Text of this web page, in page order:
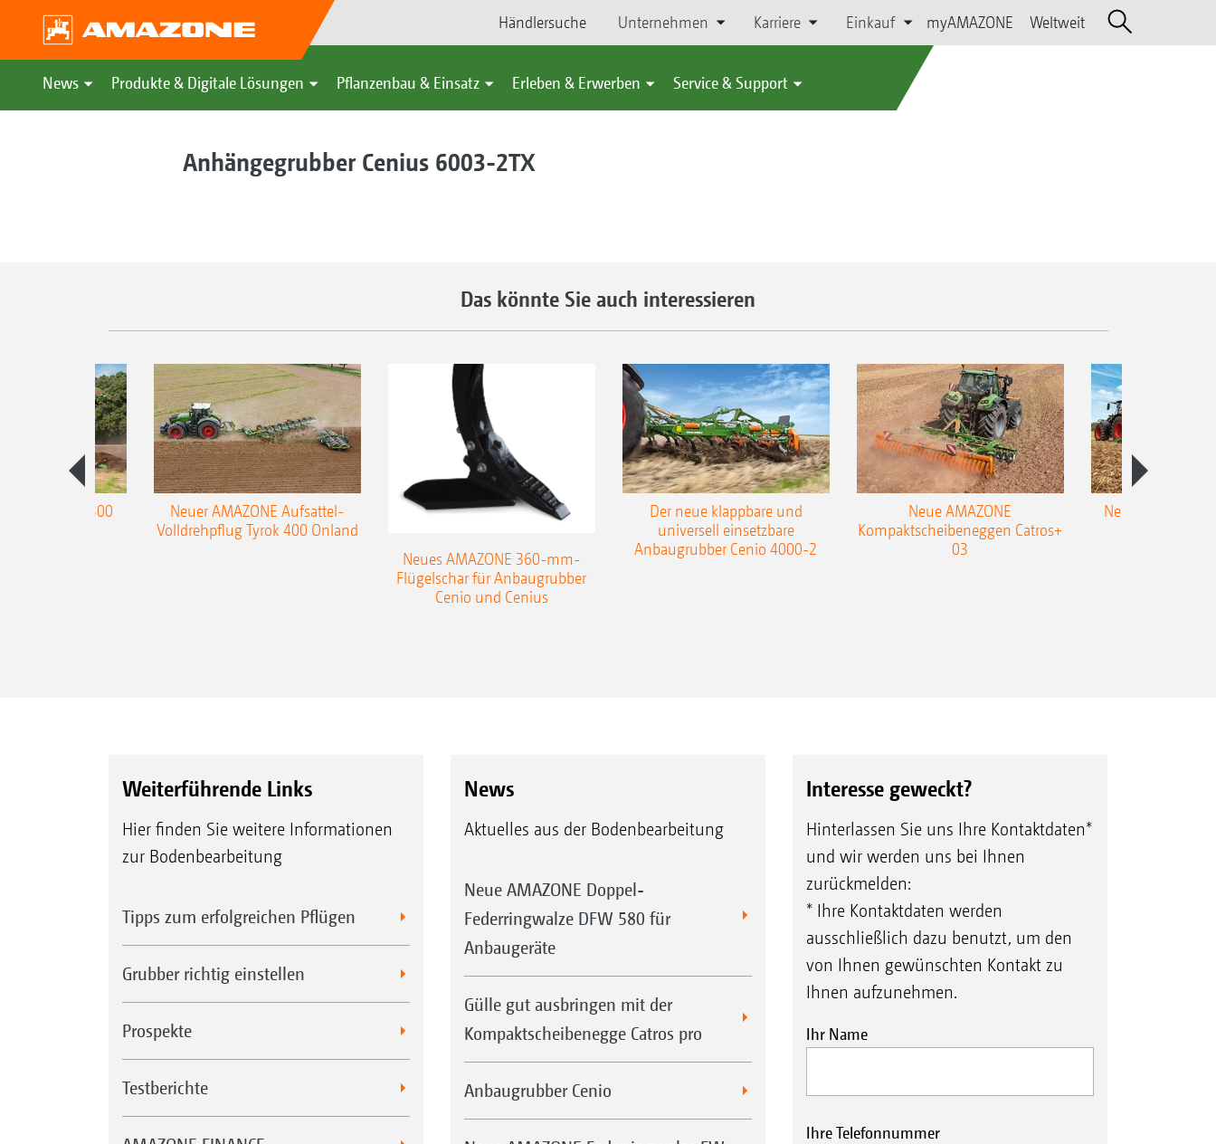
Händlersuche Unternehmen Karriere Einkauf myAMAZONE Weltweit
News Produkte & Digitale Lösungen Pflanzenbau & Einsatz Erleben & Erwerben Service & Support
Anhängegrubber Cenius 6003-2TX
Das könnte Sie auch interessieren
Teres 300
Neuer AMAZONE Aufsattel-
Volldrehpflug Tyrok 400 Onland
Neues AMAZONE 360-mm-
Flügelschar für Anbaugrubber
Cenio und Cenius
Der neue klappbare und
universell einsetzbare
Anbaugrubber Cenio 4000-2
Neue AMAZONE
Kompaktscheibeneggen Catros+
03
Neuer
Weiterführende Links
Hier finden Sie weitere Informationen
zur Bodenbearbeitung
Tipps zum erfolgreichen Pflügen
Grubber richtig einstellen
Prospekte
Testberichte
News
Aktuelles aus der Bodenbearbeitung
Neue AMAZONE Doppel-
Federringwalze DFW 580 für
Anbaugeräte
Gülle gut ausbringen mit der
Kompaktscheibenegge Catros pro
Anbaugrubber Cenio
Interesse geweckt?
Hinterlassen Sie uns Ihre Kontaktdaten*
und wir werden uns bei Ihnen
zurückmelden:
* Ihre Kontaktdaten werden
ausschließlich dazu benutzt, um den
von Ihnen gewünschten Kontakt zu
Ihnen aufzunehmen.
Ihr Name
Ihre Telefonnummer